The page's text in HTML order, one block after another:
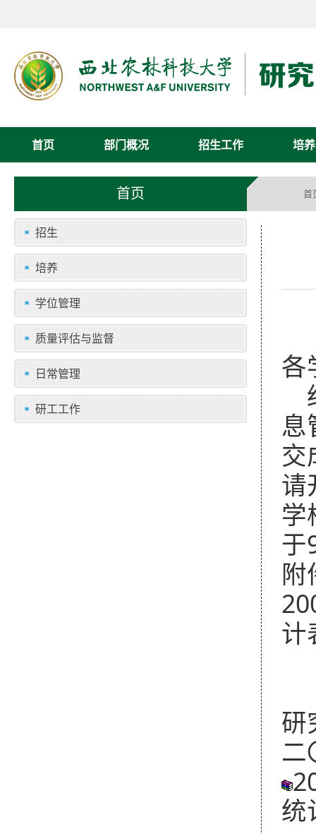
首页 部门概况 招生工作 培
首页 首
招生
培养
学位管理
质量评估与监督
日常管理
研工工作
各
息
交
请
学
于
附
计
研
二
统